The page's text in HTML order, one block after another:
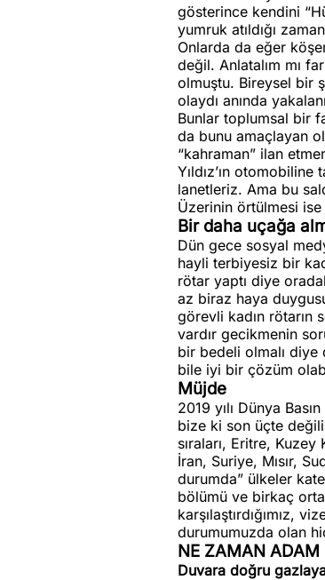
gösterince kendini
yumruk atıldığı
Onlarda da eğer
değil. Anlatalım mı
olmuştu. Bireysel bir
olaydı anında
Bunlar toplumsal bir
da bunu amaçlayan
“kahraman” ilan
Yıldız’ın
lanetleriz. Ama bu
Üzerinin örtülmesi
Bir daha uçağa
Dün gece sosyal
hayli terbiyesiz bir
rötar yaptı diye
az biraz haya
görevli kadın rötarın
vardır gecikmenin
bir bedeli olmalı
bile iyi bir çözüm
Müjde
2019 yılı Dünya
bize ki son üçte
sıraları, Eritre,
İran, Suriye, Mısır,
durumda” ülkeler
bölümü ve birkaç
karşılaştırdığımız,
durumumuzda olan
NE ZAMAN ADAM
Duvara doğru